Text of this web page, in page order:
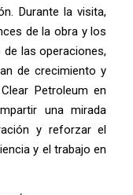
Durante la visita,
de la obra y los
las operaciones,
de crecimiento y
Petroleum en
una mirada
y reforzar el
y el trabajo en